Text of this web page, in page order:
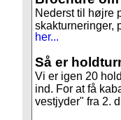
Nederst til højre
skakturneringer,
her...
Så er
Vi er igen 20
ind. For at få
vestjyder" fra 2.